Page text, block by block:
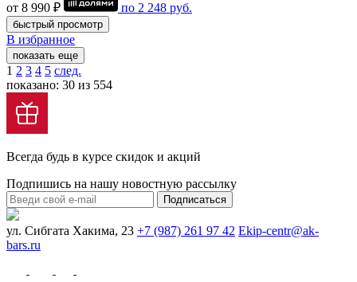
от 8 990 ₽
по 2 248 руб.
быстрый просмотр
В избранное
показать еще
1 2 3 4 5 след.
показано: 30 из 554
Всегда будь в курсе скидок и акций
Подпишись на нашу новостную рассылку
Подписаться
ул. Сибгата Хакима, 23 +7 (987) 261 97 42 Ekip-centr@ak-
bars.ru